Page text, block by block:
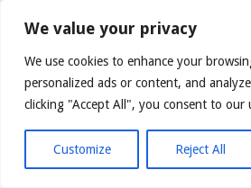
We value your privacy
We use cookies to enhance your
personalized ads or content, and
clicking "Accept All", you consent to our
Customize Reject All
Sacramentali e Pellegrinaggi